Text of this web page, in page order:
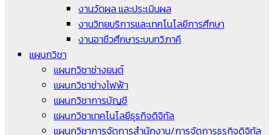
งานวัดผล และประเมินผล
งานวิทยบริการและเทคโนโลยีการศึกษา
งานอาชีวศึกษาระบบทวิภาคี
แผนกวิชา
แผนกวิชาช่างยนต์
แผนกวิชาช่างไฟฟ้า
แผนกวิชาการบัญชี
แผนกวิชาเทคโนโลยีธุรกิจดิจิทัล
แผนกวิชาการจัดการสำนักงาน/การจัดการธุรกิจดิจิทัล